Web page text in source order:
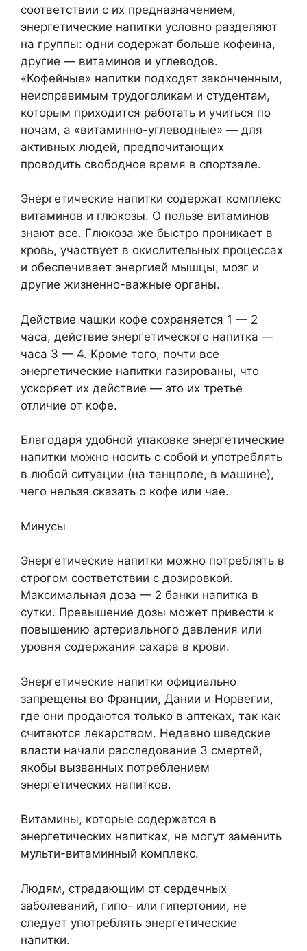
соответствии с их предназначением,
энергетические напитки условно разделяют
на группы: одни содержат больше кофеина,
другие — витаминов и углеводов.
«Кофейные» напитки подходят законченным,
неисправимым трудоголикам и студентам,
которым приходится работать и учиться по
ночам, а «витаминно-углеводные» — для
активных людей, предпочитающих
проводить свободное время в спортзале.
Энергетические напитки содержат комплекс
витаминов и глюкозы. О пользе витаминов
знают все. Глюкоза же быстро проникает в
кровь, участвует в окислительных процессах
и обеспечивает энергией мышцы, мозг и
другие жизненно-важные органы.
Действие чашки кофе сохраняется 1 — 2
часа, действие энергетического напитка —
часа 3 — 4. Кроме того, почти все
энергетические напитки газированы, что
ускоряет их действие — это их третье
отличие от кофе.
Благодаря удобной упаковке энергетические
напитки можно носить с собой и употреблять
в любой ситуации (на танцполе, в машине),
чего нельзя сказать о кофе или чае.
Минусы
Энергетические напитки можно потреблять в
строгом соответствии с дозировкой.
Максимальная доза — 2 банки напитка в
сутки. Превышение дозы может привести к
повышению артериального давления или
уровня содержания сахара в крови.
Энергетические напитки официально
запрещены во Франции, Дании и Норвегии,
где они продаются только в аптеках, так как
считаются лекарством. Недавно шведские
власти начали расследование 3 смертей,
якобы вызванных потреблением
энергетических напитков.
Витамины, которые содержатся в
энергетических напитках, не могут заменить
мульти-витаминный комплекс.
Людям, страдающим от сердечных
заболеваний, гипо- или гипертонии, не
следует употреблять энергетические
напитки.